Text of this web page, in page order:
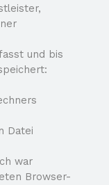
und bis
Datei
war
Browser-